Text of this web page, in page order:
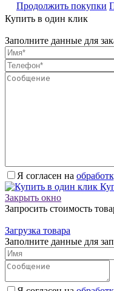
Продолжить покупки
Купить в один клик
Заполните данные для
Я согласен на
Закрыть окно
Запросить стоимость
Загрузка товара
Заполните данные для